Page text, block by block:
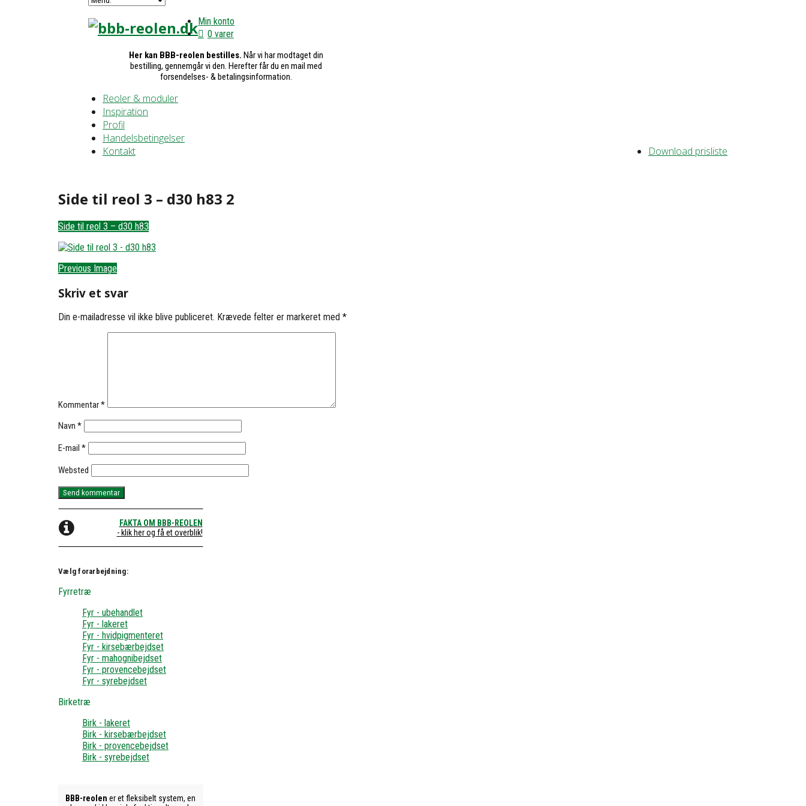
Min konto
0 varer
Her kan BBB-reolen bestilles. Når vi har modtaget din
bestilling, gennemgår vi den. Herefter får du en mail med
forsendelses- & betalingsinformation.
Reoler & moduler
Inspiration
Profil
Handelsbetingelser
Download prisliste
Kontakt
Side til reol 3 – d30 h83 2
Side til reol 3 – d30 h83
Previous Image
Skriv et svar
Din e-mailadresse vil ikke blive publiceret. Krævede felter er markeret med *
Kommentar*
Navn *
E-mail *
Websted
FAKTA OM BBB-REOLEN
- klik her og få et overblik!
Vælg forarbejdning:
Fyrretræ
Fyr - ubehandlet
Fyr - lakeret
Fyr - hvidpigmenteret
Fyr - kirsebærbejdset
Fyr - mahognibejdset
Fyr - provencebejdset
Fyr - syrebejdset
Birketræ
Birk - lakeret
Birk - kirsebærbejdset
Birk - provencebejdset
Birk - syrebejdset
BBB-reolen er et fleksibelt system, en